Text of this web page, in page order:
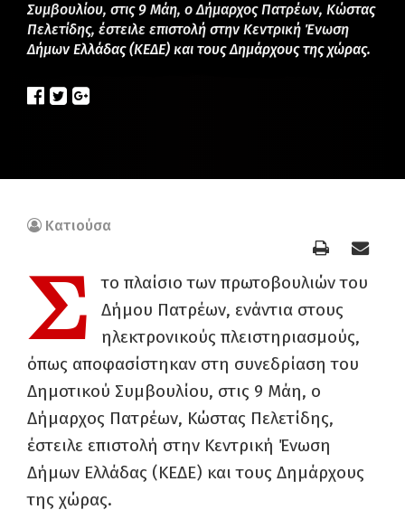
Συμβουλίου, στις 9 Μάη, ο Δήμαρχος Πατρέων, Κώστας
Πελετίδης, έστειλε επιστολή στην Κεντρική Ένωση
Δήμων Ελλάδας (ΚΕΔΕ) και τους Δημάρχους της χώρας.
Κατιούσα
Σ
το πλαίσιο των πρωτοβουλιών του
Δήμου Πατρέων, ενάντια στους
ηλεκτρονικούς πλειστηριασμούς,
όπως αποφασίστηκαν στη συνεδρίαση του
Δημοτικού Συμβουλίου, στις 9 Μάη, ο
Δήμαρχος Πατρέων, Κώστας Πελετίδης,
έστειλε επιστολή στην Κεντρική Ένωση
Δήμων Ελλάδας (ΚΕΔΕ) και τους Δημάρχους
της χώρας.